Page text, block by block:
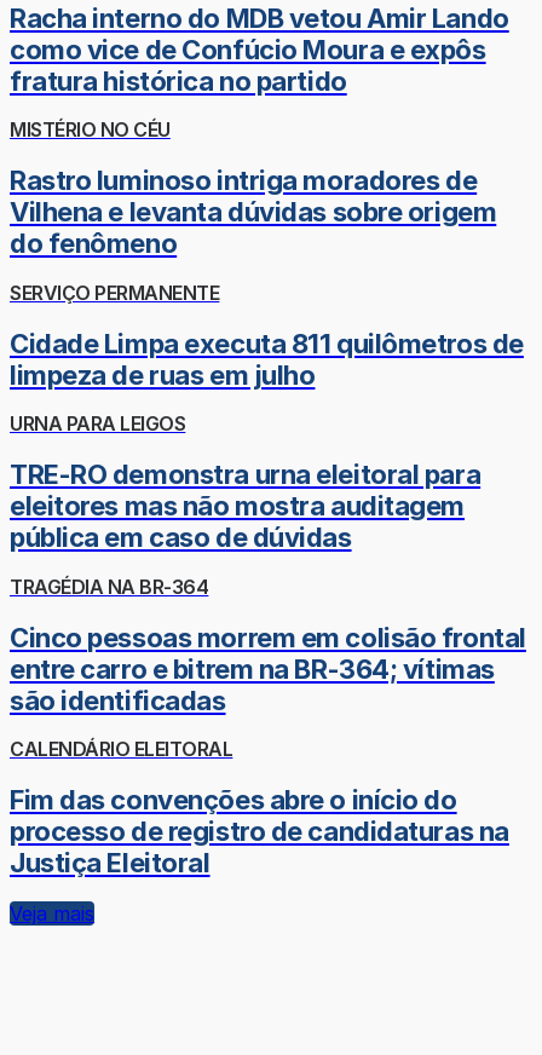
Racha interno do MDB vetou Amir Lando
como vice de Confúcio Moura e expôs
fratura histórica no partido
MISTÉRIO NO CÉU
Rastro luminoso intriga moradores de
Vilhena e levanta dúvidas sobre origem
do fenômeno
SERVIÇO PERMANENTE
Cidade Limpa executa 811 quilômetros de
limpeza de ruas em julho
URNA PARA LEIGOS
TRE-RO demonstra urna eleitoral para
eleitores mas não mostra auditagem
pública em caso de dúvidas
TRAGÉDIA NA BR-364
Cinco pessoas morrem em colisão frontal
entre carro e bitrem na BR-364; vítimas
são identificadas
CALENDÁRIO ELEITORAL
Fim das convenções abre o início do
processo de registro de candidaturas na
Justiça Eleitoral
Veja mais